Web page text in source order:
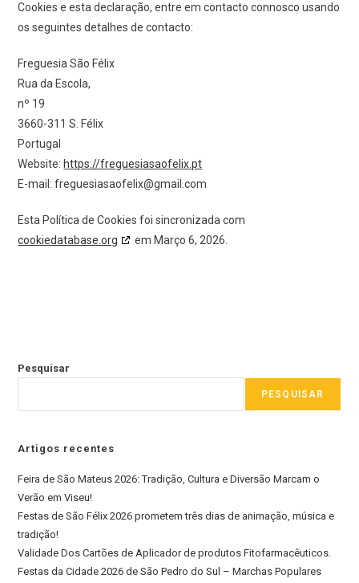
Cookies e esta declaração, entre em contacto connosco usando
os seguintes detalhes de contacto:
Freguesia São Félix
Rua da Escola,
nº 19
3660-311 S. Félix
Portugal
Website: https://freguesiasaofelix.pt
E-mail:freguesiasaofelix@gmail.com
Esta Política de Cookies foi sincronizada com
cookiedatabase.org
em Março 6, 2026.
Pesquisar
PESQUISAR
Artigos recentes
Feira de São Mateus 2026: Tradição, Cultura e Diversão Marcam o
Verão em Viseu!
Festas de São Félix 2026 prometem três dias de animação, música e
tradição!
Validade Dos Cartões de Aplicador de produtos Fitofarmacêuticos.
Festas da Cidade 2026 de São Pedro do Sul – Marchas Populares